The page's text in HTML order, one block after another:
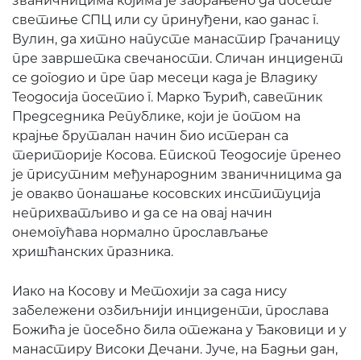
светиње СПЦ или су принуђени, као данас г.
Вулин, да хитно напусте манастир Грачаницу
пре завршетка свечаности. Сличан инцидент
се догодио и пре пар месеци када је Владику
Теодосија посетио г. Марко Ђурић, саветник
Председника Републике, који је потом на
крајње бруталан начин био истеран са
територије Косова. Епископ Теодосије пренео
је присутним међународним званичницима да
је овакво понашање косовских институција
неприхватљиво и да се на овај начин
онемогућава нормално прослављање
хришћанских празника.
Иако на Косову и Метохији за сада нису
забележени озбиљнији инциденти, прослава
Божића је посебно била отежана у Ђаковици и у
манастиру Високи Дечани. Јуче, на Бадњи дан,